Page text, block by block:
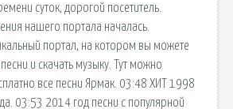
суток, дорогой посетитель.
нашего портала началась.
портал, на котором вы можете
и скачать музыку. Тут можно
все песни Ярмак. 03:48 ХИТ 1998
03:53 2014 год песни с популярной